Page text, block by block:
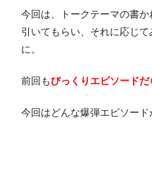
今回は、トークテーマの書
引いてもらい、それに応じ
に。
前回もびっくりエピソードだ
今回はどんな爆弾エピソード